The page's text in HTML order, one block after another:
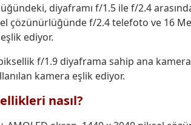
diyaframı f/1.5 ile f/2.4
çözünürlüğünde f/2.4 telefoto ve 16
ediyor.
f/1.9 diyaframa sahip ana
kamera eşlik ediyor.
nasıl?